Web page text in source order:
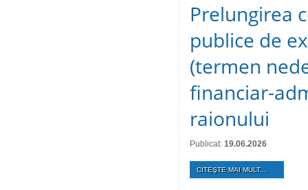
Prelungirea
publice de
(termen
financiar-
raionului
Publicat: 19.06.2026
CITEŞTE MAI MULT...